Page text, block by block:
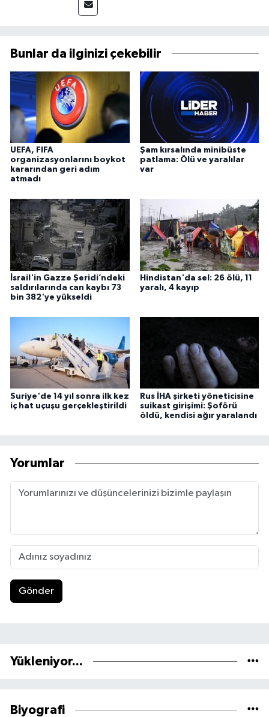
Bunlar da ilginizi çekebilir
UEFA, FIFA
organizasyonlarını boykot
kararından geri adım
atmadı
Şam kırsalında minibüste
patlama: Ölü ve yaralılar
var
İsrail'in Gazze Şeridi’ndeki
saldırılarında can kaybı 73
bin 382'ye yükseldi
Hindistan'da sel: 26 ölü, 11
yaralı, 4 kayıp
Suriye'de 14 yıl sonra ilk kez
iç hat uçuşu gerçekleştirildi
Rus İHA şirketi yöneticisine
suikast girişimi: Şoförü
öldü, kendisi ağır yaralandı
Yorumlar
Gönder
Yükleniyor...
Biyografi